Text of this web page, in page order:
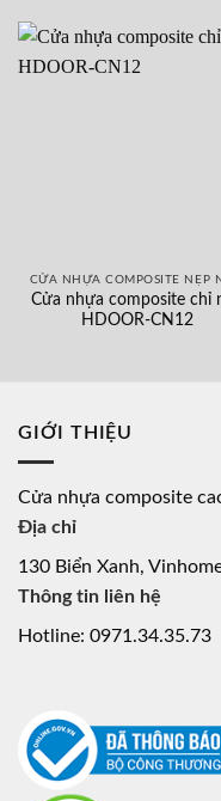
Cửa nhựa composite chỉ
HDOOR-CN12
GIỚI THIỆU
Cửa nhựa composite
Địa chỉ
130 Biển Xanh,
Thông tin liên hệ
Hotline: 0971.34.35.73